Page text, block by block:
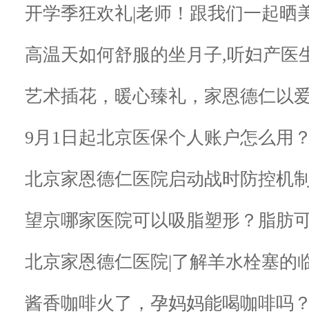
开学季狂欢礼|老师！跟我们一起晒
高温天如何舒服的坐月子,听妇产医
艺术插花，暖心臻礼，家恩德仁以
9月1日起北京医保个人账户怎么用
北京家恩德仁医院启动战时防控机
望京哪家医院可以吸脂塑形？脂肪
北京家恩德仁医院|了解羊水栓塞的
酱香咖啡火了，孕妈妈能喝咖啡吗